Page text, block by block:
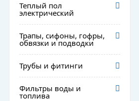
Теплый пол
электрический
Трапы, сифоны, гофры,
обвязки и подводки
Трубы и фитинги
Фильтры воды и
топлива